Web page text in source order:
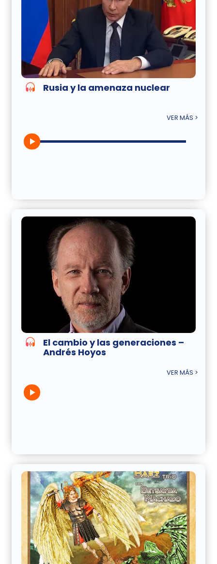
Rusia y la amenaza nuclear
VER MÁS >
El cambio y las generaciones –
Andrés Hoyos
VER MÁS >